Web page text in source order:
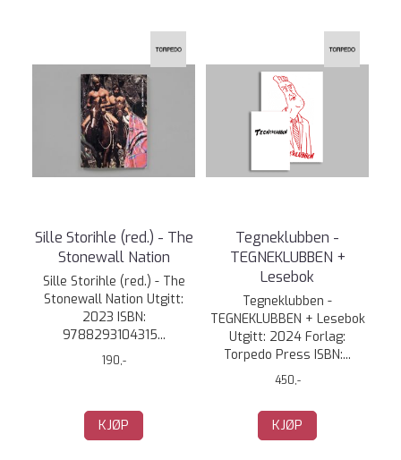
Sille Storihle (red.) - The
Stonewall Nation
Sille Storihle (red.) - The
Stonewall Nation Utgitt:
2023 ISBN:
9788293104315...
190,-
KJØP
Tegneklubben -
TEGNEKLUBBEN +
Lesebok
Tegneklubben -
TEGNEKLUBBEN + Lesebok
Utgitt: 2024 Forlag:
Torpedo Press ISBN:...
450,-
KJØP